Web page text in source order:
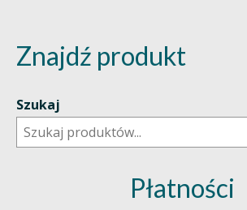
Znajdź produkt
Szukaj
Płatności